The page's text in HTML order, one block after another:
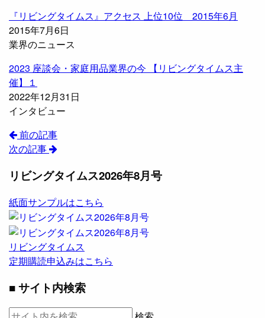
『リビングタイムス』アクセス 上位10位 2015年6月
2015年7月6日
業界のニュース
2023 座談会・家庭用品業界の今 【リビングタイムス主
催】１
2022年12月31日
インタビュー
前の記事
次の記事
リビングタイムス2026年8月号
紙面サンプルはこちら
リビングタイムス
定期購読申込みはこちら
■ サイト内検索